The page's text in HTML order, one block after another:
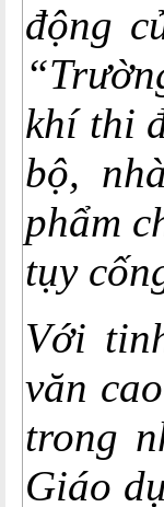
động
khí thi
bộ,
phẩm
tụy
Với
văn
trong
Giáo